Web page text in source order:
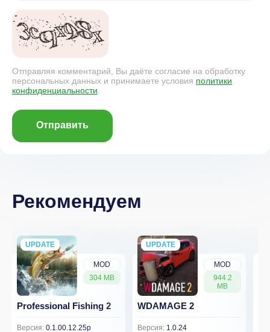
Отправляя комментарий, Вы даёте согласие на обработку
персональных данных и принимаете условия политики
конфиденциальности.
Отправить
Рекомендуем
MOD
304 MB
UPDATE
NEW
Professional Fishing 2
Версия: 0.1.00.12.25p
MOD
944.2
MB
UPDATE
NEW
WDAMAGE 2
Версия: 1.0.24